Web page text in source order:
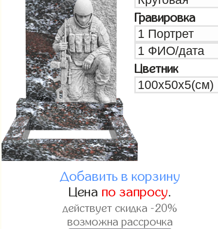
Гравировка
Цветник
Добавить в корзину
Цена по запросу.
действует скидка -20%
возможна рассрочка